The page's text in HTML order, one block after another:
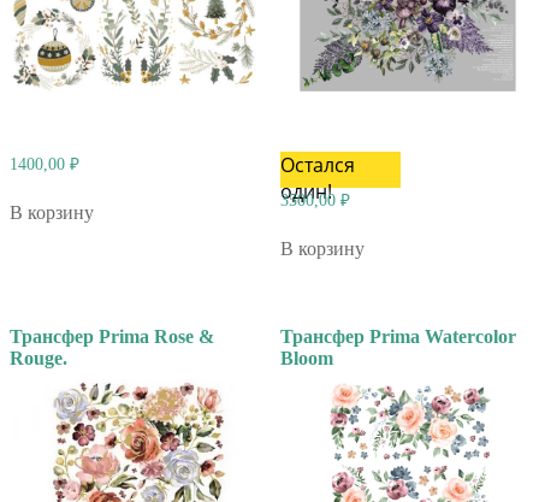
1400,00 ₽
В корзину
Остался
один!
3500,00 ₽
В корзину
Трансфер Prima Rose &
Rouge.
Трансфер Prima Watercolor
Bloom